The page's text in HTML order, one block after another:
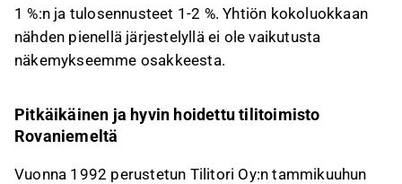
Tämä sisältö on tekoälyn tuottamaa. Anna siihen
liittyvää palautetta Inderesinfoorumilla.
1 %:n ja tulosennusteet 1-2 %. Yhtiön kokoluokkaan
nähden pienellä järjestelyllä ei ole vaikutusta
näkemykseemme osakkeesta.
Pitkäikäinen ja hyvin hoidettu tilitoimisto
Rovaniemeltä
Vuonna 1992 perustetun Tilitori Oy:n tammikuuhun